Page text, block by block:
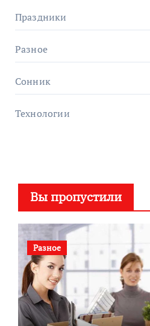
Праздники
Разное
Сонник
Технологии
Вы пропустили
Разное